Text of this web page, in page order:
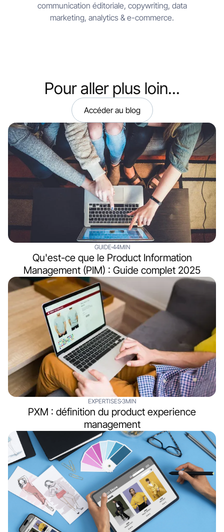
communication éditoriale, copywriting, data
marketing, analytics & e-commerce.
Pour aller plus loin...
Accéder au blog
GUIDE44MIN
Qu'est-ce que le Product Information
Management (PIM) : Guide complet 2025
EXPERTISES3MIN
PXM : définition du product experience
management